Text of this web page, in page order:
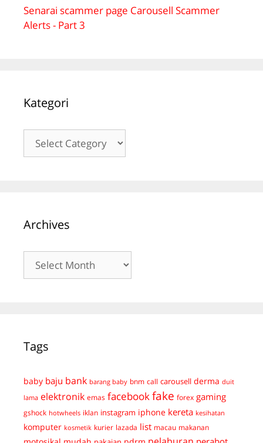
Senarai scammer page Carousell Scammer
Alerts - Part 3
Kategori
Kategori
Archives
Archives
Tags
baby baju bank barang baby bnm call carousell derma duit
lama elektronik emas facebookfake forex gaming
gshock hotwheels iklan instagram iphone kereta kesihatan
komputer kosmetik kurier lazada list macau makanan